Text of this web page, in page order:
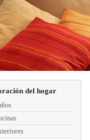
del hogar